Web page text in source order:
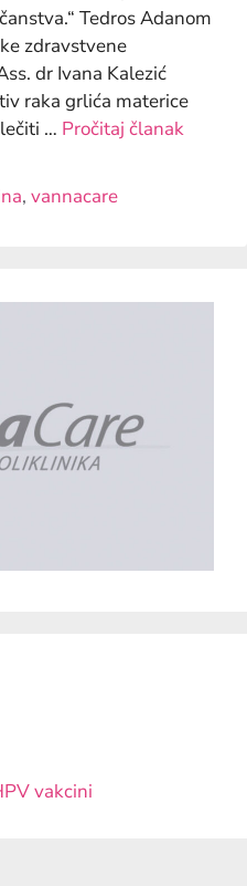
Tedros Adanom
zdravstvene
dr Ivana Kalezić
raka grlića materice
… Pročitaj članak
,vannacare
vakcini